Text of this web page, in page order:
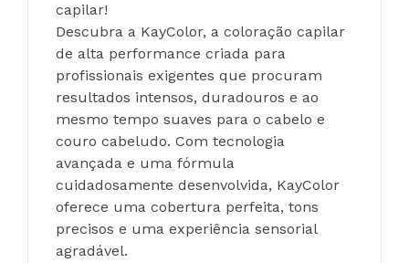
capilar!
Descubra a KayColor, a coloração capilar
de alta performance criada para
profissionais exigentes que procuram
resultados intensos, duradouros e ao
mesmo tempo suaves para o cabelo e
couro cabeludo. Com tecnologia
avançada e uma fórmula
cuidadosamente desenvolvida, KayColor
oferece uma cobertura perfeita, tons
precisos e uma experiência sensorial
agradável.